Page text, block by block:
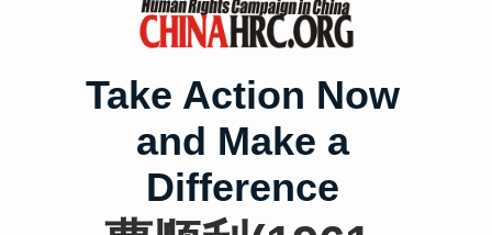
Take Action Now
and Make a
Difference